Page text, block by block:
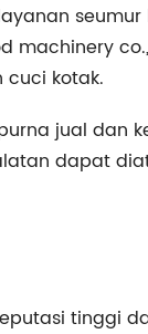
machinery
kotak.
jual dan
dapat
tinggi